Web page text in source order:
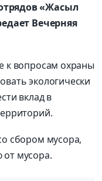
«Жасыл
Вечерняя
к вопросам охраны
экологически
вклад в
сбором мусора,
мусора.